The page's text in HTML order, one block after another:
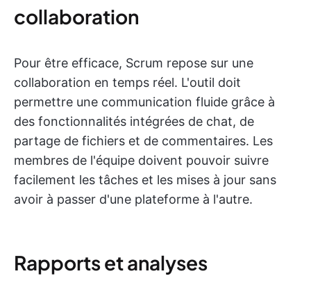
collaboration
Pour être efficace, Scrum repose sur une
collaboration en temps réel. L'outil doit
permettre une communication fluide grâce à
des fonctionnalités intégrées de chat, de
partage de fichiers et de commentaires. Les
membres de l'équipe doivent pouvoir suivre
facilement les tâches et les mises à jour sans
avoir à passer d'une plateforme à l'autre.
Rapports et analyses